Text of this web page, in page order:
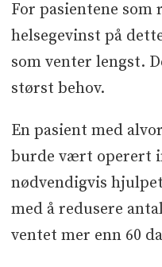
For pasientene som
helsegevinst på
som venter lengst.
størst behov.
En pasient med
burde vært operert
nødvendigvis
med å redusere
ventet mer enn 60